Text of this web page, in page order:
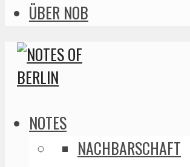
ÜBER NOB
NOTES
NACHBARSCHAFT